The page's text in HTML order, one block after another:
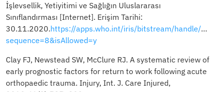
İşlevsellik, Yetiyitimi ve Sağlığın Uluslararası
Sınıflandırması [Internet]. Erişim Tarihi:
30.11.2020.https://apps.who.int/iris/bitstream/handle/
sequence=8&isAllowed=y
Clay FJ, Newstead SW, McClure RJ. A systematic review of
early prognostic factors for return to work following acute
orthopaedic trauma. Injury, Int. J. Care Injured,